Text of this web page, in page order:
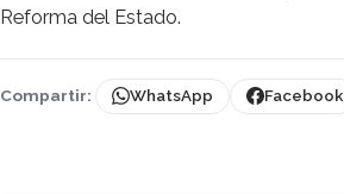
Reforma del Estado.
Compartir: WhatsApp Facebook